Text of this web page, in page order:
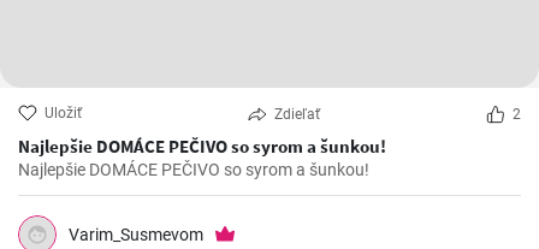
Uložiť Zdieľať 2
Najlepšie DOMÁCE PEČIVO so syrom a šunkou!
Najlepšie DOMÁCE PEČIVO so syrom a šunkou!
Varim_Susmevom